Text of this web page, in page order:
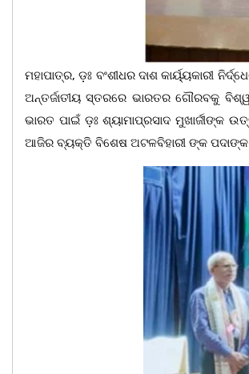
ମହାପାତ୍ର, ଡ଼ଃ ବଂଶୀଧର ଦାଶ କାର୍ୟ୍ୟକାରୀ
ଅନ୍ତର୍ଜାତୀୟ ସ୍ତରରେ ଭାରତର ଗୌରବକୁ
ଭାରତ ପାଇଁ ଡ଼ଃ ଶ୍ୟାମାପ୍ରସାଦ ମୁଖାର୍ଜୀଙ୍କ
ଆଜିର ବ୍ୟକ୍ତି ବିଶେଷ ଅଟଳବିହାରୀ ଙ୍କ